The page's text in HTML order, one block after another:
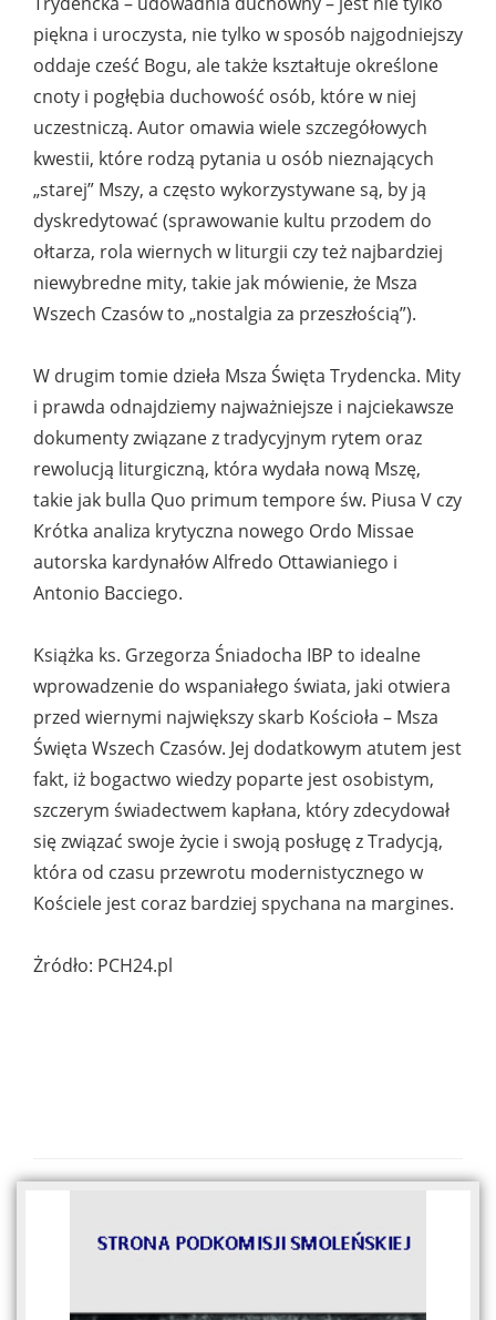
piękna i uroczysta, nie tylko w sposób najgodniejszy
oddaje cześć Bogu, ale także kształtuje określone
cnoty i pogłębia duchowość osób, które w niej
uczestniczą. Autor omawia wiele szczegółowych
kwestii, które rodzą pytania u osób nieznających
„starej” Mszy, a często wykorzystywane są, by ją
dyskredytować (sprawowanie kultu przodem do
ołtarza, rola wiernych w liturgii czy też najbardziej
niewybredne mity, takie jak mówienie, że Msza
Wszech Czasów to „nostalgia za przeszłością”).
W drugim tomie dzieła Msza Święta Trydencka. Mity
i prawda odnajdziemy najważniejsze i najciekawsze
dokumenty związane z tradycyjnym rytem oraz
rewolucją liturgiczną, która wydała nową Mszę,
takie jak bulla Quo primum tempore św. Piusa V czy
Krótka analiza krytyczna nowego Ordo Missae
autorska kardynałów Alfredo Ottawianiego i
Antonio Bacciego.
Książka ks. Grzegorza Śniadocha IBP to idealne
wprowadzenie do wspaniałego świata, jaki otwiera
przed wiernymi największy skarb Kościoła – Msza
Święta Wszech Czasów. Jej dodatkowym atutem jest
fakt, iż bogactwo wiedzy poparte jest osobistym,
szczerym świadectwem kapłana, który zdecydował
się związać swoje życie i swoją posługę z Tradycją,
która od czasu przewrotu modernistycznego w
Kościele jest coraz bardziej spychana na margines.
Żródło: PCH24.pl